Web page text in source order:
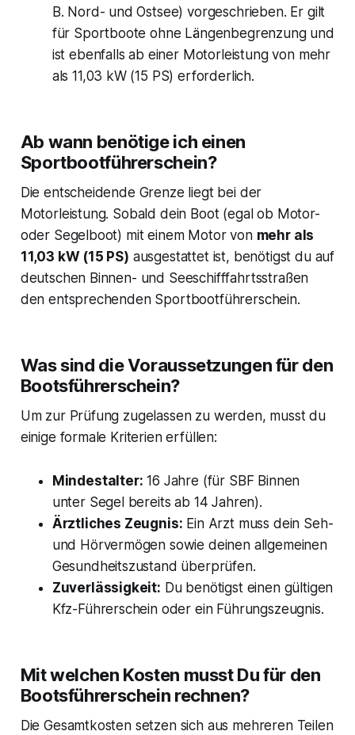
B. Nord- und Ostsee) vorgeschrieben. Er gilt
für Sportboote ohne Längenbegrenzung und
ist ebenfalls ab einer Motorleistung von mehr
als 11,03 kW (15 PS) erforderlich.
Ab wann benötige ich einen
Sportbootführerschein?
Die entscheidende Grenze liegt bei der
Motorleistung. Sobald dein Boot (egal ob Motor-
oder Segelboot) mit einem Motor von mehr als
11,03 kW (15 PS) ausgestattet ist, benötigst du auf
deutschen Binnen- und Seeschifffahrtsstraßen
den entsprechenden Sportbootführerschein.
Was sind die Voraussetzungen für den
Bootsführerschein?
Um zur Prüfung zugelassen zu werden, musst du
einige formale Kriterien erfüllen:
Mindestalter: 16 Jahre (für SBF Binnen
unter Segel bereits ab 14 Jahren).
Ärztliches Zeugnis: Ein Arzt muss dein Seh-
und Hörvermögen sowie deinen allgemeinen
Gesundheitszustand überprüfen.
Zuverlässigkeit: Du benötigst einen gültigen
Kfz-Führerschein oder ein Führungszeugnis.
Mit welchen Kosten musst Du für den
Bootsführerschein rechnen?
Die Gesamtkosten setzen sich aus mehreren Teilen